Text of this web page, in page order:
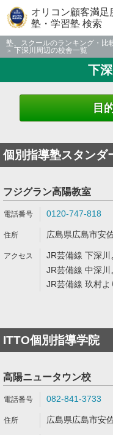
オリコン顧客満足
塾・学習塾 検索
塾、スクールのランキング・比
下深川周辺の校舎一覧
下
目
個別指導塾スタンダ
フジグラン高陽教室
0120-747-818
広島県広島市安
JR芸備線 下深
JR芸備線 中深
JR芸備線 玖村
ITTO個別指導学院
高陽ニュータウン校
082-841-3733
広島県広島市安